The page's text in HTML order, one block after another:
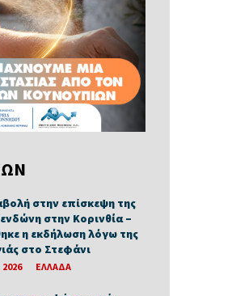
στην επίσκεψη της
στην Κορινθία –
η εκδήλωση λόγω της
στο Στεφάνι
ΕΛΛΑΔΑ